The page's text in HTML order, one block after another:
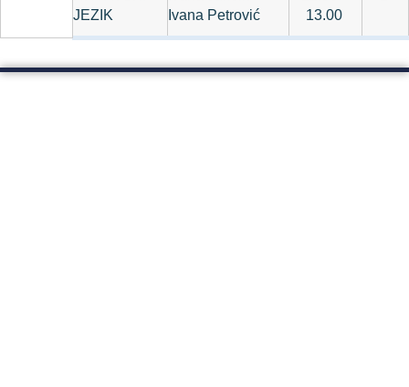
JEZIK
Ivana Petrović
13.00